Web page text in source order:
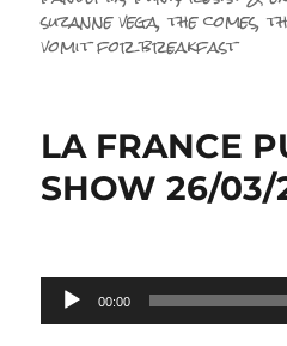
suzanne vega,the comes,
vomit for breakfast
LA FRANCE
SHOW 26/03/
Lecteur
audio
00:00